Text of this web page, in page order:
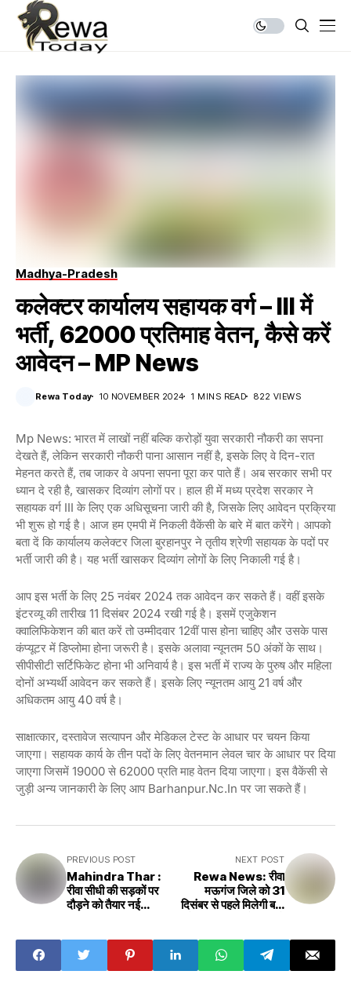
Madhya-Pradesh
कलेक्टर कार्यालय सहायक वर्ग – III में
भर्ती, 62000 प्रतिमाह वेतन, कैसे करें
आवेदन – MP News
Rewa Today 10 NOVEMBER 2024 1 MINS READ 822 VIEWS
Mp News: भारत में लाखों नहीं बल्कि करोड़ों युवा सरकारी नौकरी का सपना
देखते हैं, लेकिन सरकारी नौकरी पाना आसान नहीं है, इसके लिए वे दिन-रात
मेहनत करते हैं, तब जाकर वे अपना सपना पूरा कर पाते हैं। अब सरकार सभी पर
ध्यान दे रही है, खासकर दिव्यांग लोगों पर। हाल ही में मध्य प्रदेश सरकार ने
सहायक वर्ग III के लिए एक अधिसूचना जारी की है, जिसके लिए आवेदन प्रक्रिया
भी शुरू हो गई है। आज हम एमपी में निकली वैकेंसी के बारे में बात करेंगे। आपको
बता दें कि कार्यालय कलेक्टर जिला बुरहानपुर ने तृतीय श्रेणी सहायक के पदों पर
भर्ती जारी की है। यह भर्ती खासकर दिव्यांग लोगों के लिए निकाली गई है।
आप इस भर्ती के लिए 25 नवंबर 2024 तक आवेदन कर सकते हैं। वहीं इसके
इंटरव्यू की तारीख 11 दिसंबर 2024 रखी गई है। इसमें एजुकेशन
क्वालिफिकेशन की बात करें तो उम्मीदवार 12वीं पास होना चाहिए और उसके पास
कंप्यूटर में डिप्लोमा होना जरूरी है। इसके अलावा न्यूनतम 50 अंकों के साथ।
सीपीसीटी सर्टिफिकेट होना भी अनिवार्य है। इस भर्ती में राज्य के पुरुष और महिला
दोनों अभ्यर्थी आवेदन कर सकते हैं। इसके लिए न्यूनतम आयु 21 वर्ष और
अधिकतम आयु 40 वर्ष है।
साक्षात्कार, दस्तावेज सत्यापन और मेडिकल टेस्ट के आधार पर चयन किया
जाएगा। सहायक कार्य के तीन पदों के लिए वेतनमान लेवल चार के आधार पर दिया
जाएगा जिसमें 19000 से 62000 प्रति माह वेतन दिया जाएगा। इस वैकेंसी से
जुड़ी अन्य जानकारी के लिए आप Barhanpur.nc.in पर जा सकते हैं।
PREVIOUS POST
Mahindra Thar :
रीवा सीधी की सड़कों पर
दौड़ने को तैयार नई
मिल रहा है भारी डिस्काउंट
NEXT POST
Rewa News: रीवा
मऊगंज जिले को 31
दिसंबर से पहले मिलेगी बड़ी
निर्देश